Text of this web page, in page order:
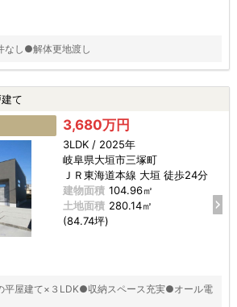
し●解体更地渡し
て
3,680万円
3LDK / 2025年
岐阜県大垣市三塚町
ＪＲ東海道本線 大垣 徒歩24分
建物面積 104.96㎡
土地面積 280.14㎡
(84.74坪)
屋建て×３LDK●収納スペース充実●オール電